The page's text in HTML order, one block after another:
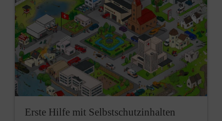
Erste Hilfe mit Selbstschutzinhalten